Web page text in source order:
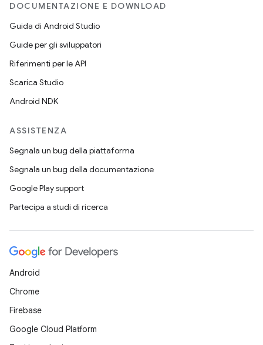
DOCUMENTAZIONE E DOWNLOAD
Guida di Android Studio
Guide per gli sviluppatori
Riferimenti per le API
Scarica Studio
Android NDK
ASSISTENZA
Segnala un bug della piattaforma
Segnala un bug della documentazione
Google Play support
Partecipa a studi di ricerca
Android
Chrome
Firebase
Google Cloud Platform